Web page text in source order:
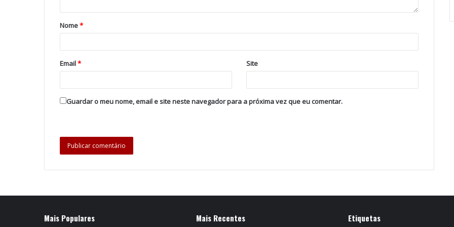
Nome*
Email* Site
Guardar o meu nome, email e site neste navegador para a próxima vez que eu comentar.
Mais Populares Mais Recentes Etiquetas